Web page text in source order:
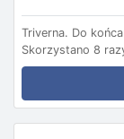
Triverna. Do
Skorzystano 8